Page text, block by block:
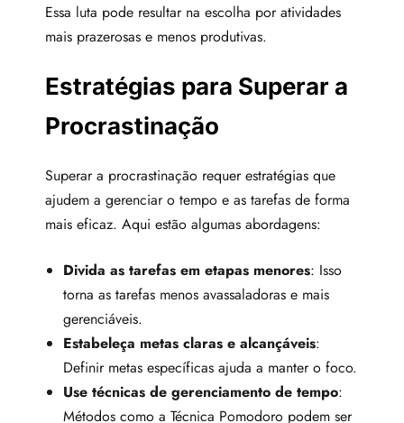
Essa luta pode resultar na escolha por atividades
mais prazerosas e menos produtivas.
Estratégias para Superar a
Procrastinação
Superar a procrastinação requer estratégias que
ajudem a gerenciar o tempo e as tarefas de forma
mais eficaz. Aqui estão algumas abordagens:
Divida as tarefas em etapas menores: Isso
torna as tarefas menos avassaladoras e mais
gerenciáveis.
Estabeleça metas claras e alcançáveis:
Definir metas específicas ajuda a manter o foco.
Use técnicas de gerenciamento de tempo:
Métodos como a Técnica Pomodoro podem ser